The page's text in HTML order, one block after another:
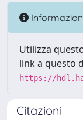
Utilizza
link a questo
https://
Citazioni